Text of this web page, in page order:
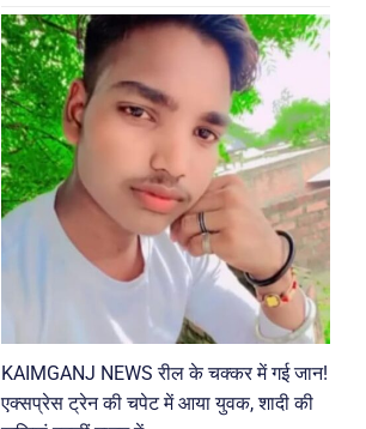
KAIMGANJ NEWS रील के चक्कर में गई जान!
एक्सप्रेस ट्रेन की चपेट में आया युवक, शादी की